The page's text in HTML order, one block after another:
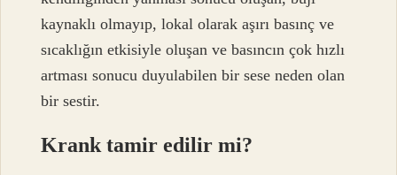
kaynaklı olmayıp, lokal olarak aşırı basınç ve
sıcaklığın etkisiyle oluşan ve basıncın çok hızlı
artması sonucu duyulabilen bir sese neden olan
bir sestir.
Krank tamir edilir mi?